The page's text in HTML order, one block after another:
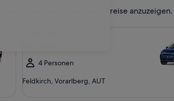
Klicke, um aktualisierte Preise anzuzeigen.
4 Personen
Feldkirch, Vorarlberg, AUT